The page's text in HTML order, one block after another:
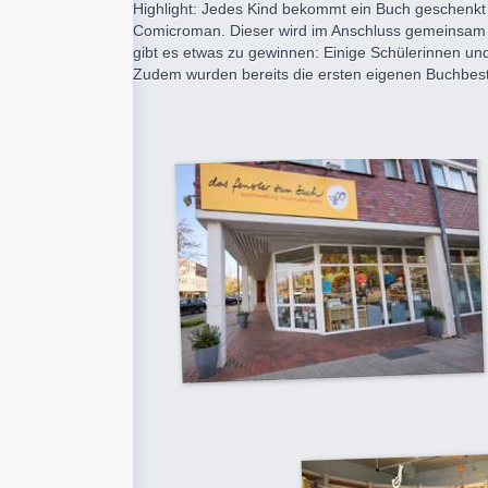
Highlight: Jedes Kind bekommt ein Buch
Comicroman. Dieser wird im Anschluss
gibt es etwas zu gewinnen: Einige Schülerinnen
Zudem wurden bereits die ersten eigenen